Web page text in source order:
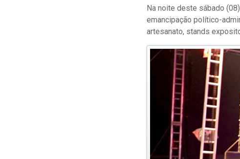
Na noite deste sábado
emancipação político-
artesanato, stands